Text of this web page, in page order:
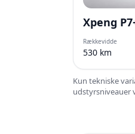
Xpeng
Rækkevidde
530 km
Kun tekniske
udstyrsniveauer